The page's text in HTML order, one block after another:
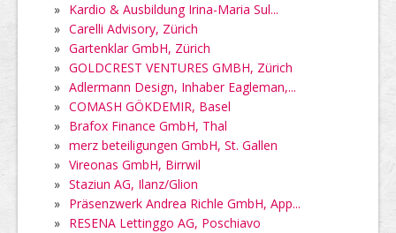
» Kardio & Ausbildung Irina-Maria Sul...
» Carelli Advisory, Zürich
» Gartenklar GmbH, Zürich
» GOLDCREST VENTURES GMBH, Zürich
» Adlermann Design, Inhaber Eagleman,...
» COMASH GÖKDEMIR, Basel
» Brafox Finance GmbH, Thal
» merz beteiligungen GmbH, St. Gallen
» Vireonas GmbH, Birrwil
» Staziun AG, Ilanz/Glion
» Präsenzwerk Andrea Richle GmbH, App...
» RESENA Lettinggo AG, Poschiavo